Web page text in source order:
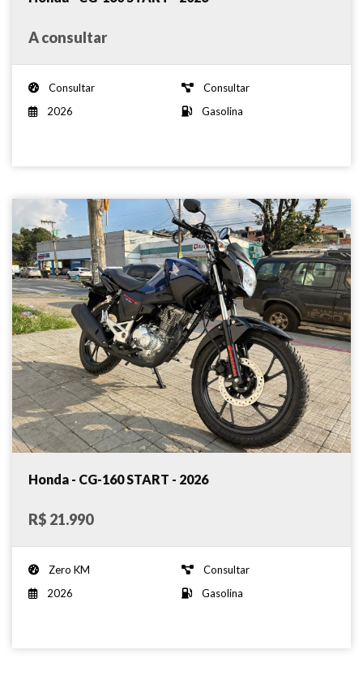
A consultar
Consultar
Consultar
2026
Gasolina
Honda - CG-160 START - 2026
R$ 21.990
Zero KM
Consultar
2026
Gasolina